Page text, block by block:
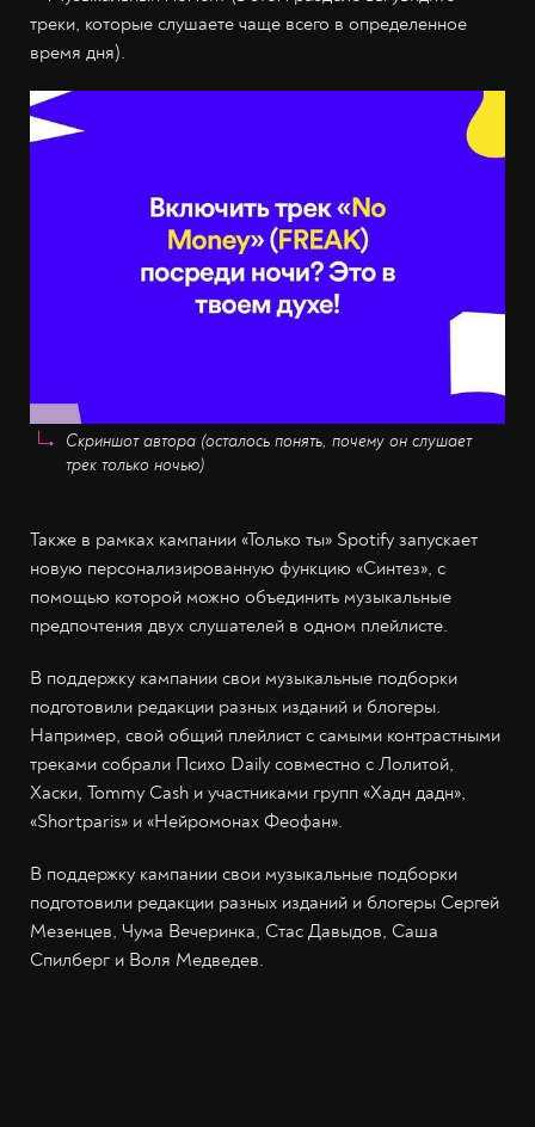
треки, которые слушаете чаще всего в определенное
время дня).
Скриншот автора (осталось понять, почему он слушает
трек только ночью)
Также в рамках кампании «Только ты» Spotify запускает
новую персонализированную функцию «Синтез», с
помощью которой можно объединить музыкальные
предпочтения двух слушателей в одном плейлисте.
В поддержку кампании свои музыкальные подборки
подготовили редакции разных изданий и блогеры.
Например, свой общий плейлист с самыми контрастными
треками собрали Психо Daily совместно с Лолитой,
Хаски, Tommy Cash и участниками групп «Хадн дадн»,
«Shortparis» и «Нейромонах Феофан».
В поддержку кампании свои музыкальные подборки
подготовили редакции разных изданий и блогеры Сергей
Мезенцев, Чума Вечеринка, Стас Давыдов, Саша
Спилберг и Воля Медведев.